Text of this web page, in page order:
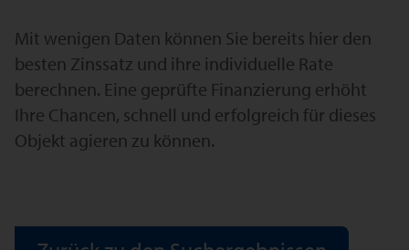
Mit wenigen Daten können Sie bereits hier den
besten Zinssatz und ihre individuelle Rate
berechnen. Eine geprüfte Finanzierung erhöht
Ihre Chancen, schnell und erfolgreich für dieses
Objekt agieren zu können.